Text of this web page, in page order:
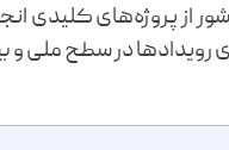
از پروژه‌های کلیدی
در سطح ملی و